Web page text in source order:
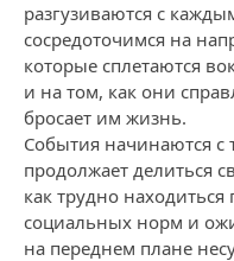
разгузиваются с
сосредоточимся на
которые сплетаются
и на том, как они
бросает им жизнь.
События начинаются с
продолжает делиться
как трудно
социальных норм и
на переднем плане